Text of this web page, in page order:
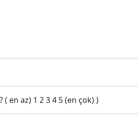
en az) 1 2 3 4 5 (en çok) )